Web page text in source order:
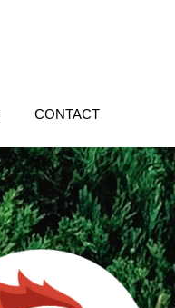
CONTACT